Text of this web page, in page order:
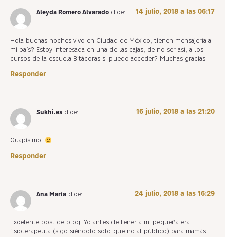
Aleyda Romero Alvarado dice: 14 julio, 2018 a las 06:17
Hola buenas noches vivo en Ciudad de México, tienen mensajería a
mi país? Estoy interesada en una de las cajas, de no ser así, a los
cursos de la escuela Bitácoras si puedo acceder? Muchas gracias
Responder
Sukhi.es dice: 16 julio, 2018 a las 21:20
Guapísimo.
Responder
Ana María dice: 24 julio, 2018 a las 16:29
Excelente post de blog. Yo antes de tener a mi pequeña era
fisioterapeuta (sigo siéndolo solo que no al público) para mamás